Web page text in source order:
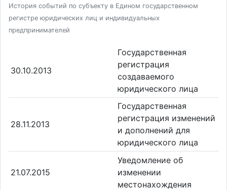
История событий по субъекту в Едином государственном
регистре юридических лиц и индивидуальных
предпринимателей
30.10.2013
Государственная
регистрация
создаваемого
юридического лица
28.11.2013
Государственная
регистрация изменений
и дополнений для
юридического лица
21.07.2015
Уведомление об
изменении
местонахождения